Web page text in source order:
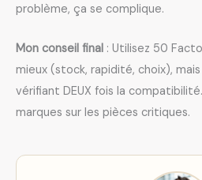
problème, ça se complique.
Mon conseil final : Utilisez 50
mieux (stock, rapidité, choix),
vérifiant DEUX fois la
marques sur les pièces critiques.